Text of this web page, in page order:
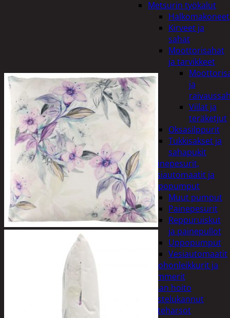
Metsurin työkalut
Halkomakoneet
Kirveet ja
sahat
Moottorisahat
ja tarvikkeet
ja
Viilat ja
teräketjut
Oksasilppurit
Tukkisakset ja
sahapukit
Painepesurit,
vesiautomaatit ja
uppopumput
Muut pumput
Painepesurit
Reppuruiskut
ja painepullot
Uppopumput
Vesiautomaatit
Ruohonleikkurit ja
trimmerit
Puutarhan hoito
Kastelukannut
Kateharsot